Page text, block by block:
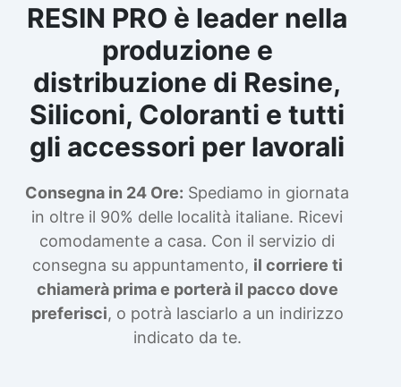
RESIN PRO è leader nella
produzione e
distribuzione di Resine,
Siliconi, Coloranti e tutti
gli accessori per lavorali
Consegna in 24 Ore: Spediamo in giornata
in oltre il 90% delle località italiane. Ricevi
comodamente a casa. Con il servizio di
consegna su appuntamento, il corriere ti
chiamerà prima e porterà il pacco dove
preferisci, o potrà lasciarlo a un indirizzo
indicato da te.